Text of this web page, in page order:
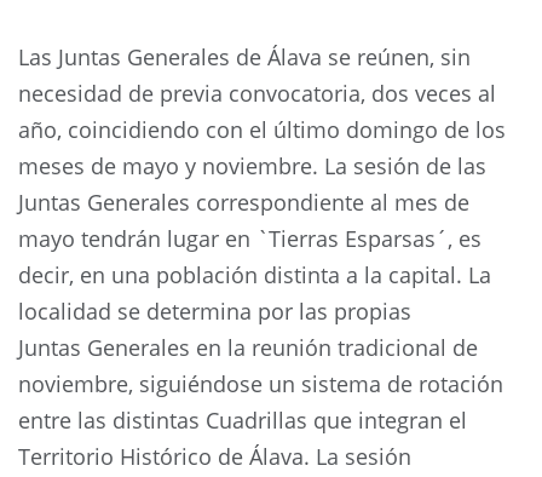
Las Juntas Generales de Álava se reúnen, sin
necesidad de previa convocatoria, dos veces al
año, coincidiendo con el último domingo de los
meses de mayo y noviembre. La sesión de las
Juntas Generales correspondiente al mes de
mayo tendrán lugar en `Tierras Esparsas´, es
decir, en una población distinta a la capital. La
localidad se determina por las propias
Juntas Generales en la reunión tradicional de
noviembre, siguiéndose un sistema de rotación
entre las distintas Cuadrillas que integran el
Territorio Histórico de Álava. La sesión